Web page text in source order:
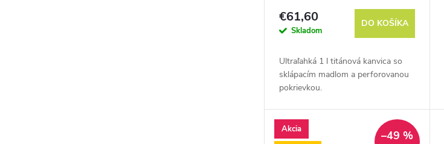
€61,60
Skladom
DO KOŠÍKA
Ultraľahká 1 l titánová kanvica so
sklápacím madlom a perforovanou
pokrievkou.
Akcia
–49 %